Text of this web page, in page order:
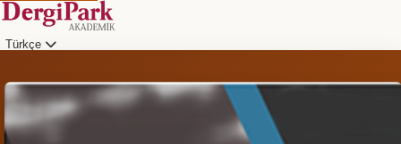
Türkçe